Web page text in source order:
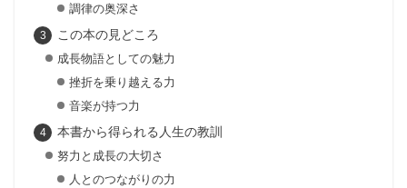
調律の奥深さ
この本の見どころ
成長物語としての魅力
挫折を乗り越える力
音楽が持つ力
本書から得られる人生の教訓
努力と成長の大切さ
人とのつながりの力